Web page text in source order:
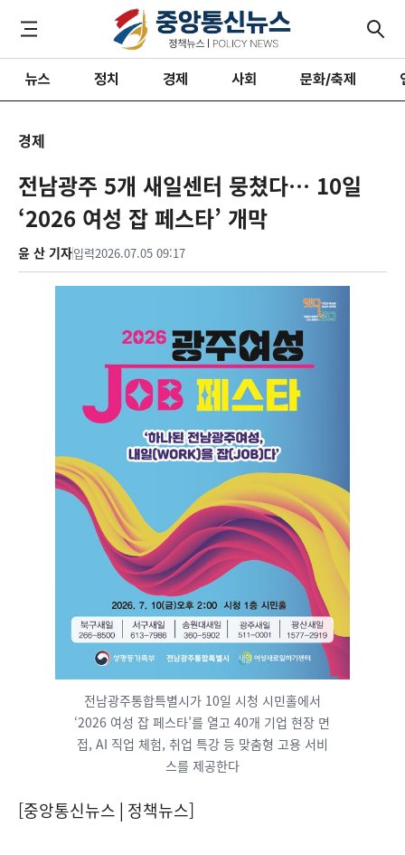
뉴스 정치 경제 사회 문화/축제
경제
전남광주 5개 새일센터 뭉쳤다… 10일
‘2026 여성 잡 페스타’ 개막
윤 산 기자입력2026.07.05 09:17
전남광주통합특별시가 10일 시청 시민홀에서
‘2026 여성 잡 페스타’를 열고 40개 기업 현장 면
접, AI 직업 체험, 취업 특강 등 맞춤형 고용 서비
스를 제공한다
[중앙통신뉴스│정책뉴스]